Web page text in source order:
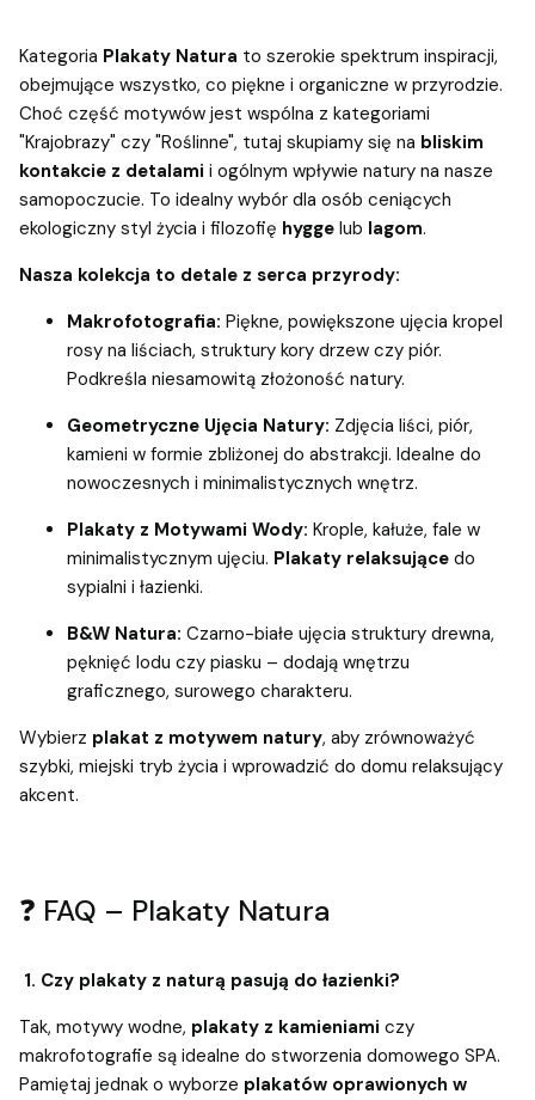
Kategoria Plakaty Natura to szerokie spektrum inspiracji,
obejmujące wszystko, co piękne i organiczne w przyrodzie.
Choć część motywów jest wspólna z kategoriami
"Krajobrazy" czy "Roślinne", tutaj skupiamy się na bliskim
kontakcie z detalami i ogólnym wpływie natury na nasze
samopoczucie. To idealny wybór dla osób ceniących
ekologiczny styl życia i filozofię hygge lub lagom.
Nasza kolekcja to detale z serca przyrody:
Makrofotografia: Piękne, powiększone ujęcia kropel
rosy na liściach, struktury kory drzew czy piór.
Podkreśla niesamowitą złożoność natury.
Geometryczne Ujęcia Natury: Zdjęcia liści, piór,
kamieni w formie zbliżonej do abstrakcji. Idealne do
nowoczesnych i minimalistycznych wnętrz.
Plakaty z Motywami Wody: Krople, kałuże, fale w
minimalistycznym ujęciu. Plakaty relaksujące do
sypialni i łazienki.
B&W Natura: Czarno-białe ujęcia struktury drewna,
pęknięć lodu czy piasku – dodają wnętrzu
graficznego, surowego charakteru.
Wybierz plakat z motywem natury, aby zrównoważyć
szybki, miejski tryb życia i wprowadzić do domu relaksujący
akcent.
❓ FAQ – Plakaty Natura
1. Czy plakaty z naturą pasują do łazienki?
Tak, motywy wodne, plakaty z kamieniami czy
makrofotografie są idealne do stworzenia domowego SPA.
Pamiętaj jednak o wyborze plakatów oprawionych w